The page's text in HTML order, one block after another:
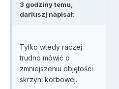
3 godziny temu,
dariuszj napisał:
Tylko wtedy raczej
trudno mówić o
zmniejszeniu objętości
skrzyni korbowej.